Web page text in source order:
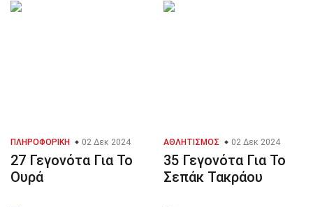
ΠΛΗΡΟΦΟΡΙΚΉ 02 Δεκ 2024
27 Γεγονότα Για Το
Ουρά
ΑΘΛΗΤΙΣΜΌΣ 02 Δεκ 2024
35 Γεγονότα Για Το
Σεπάκ Τακράου